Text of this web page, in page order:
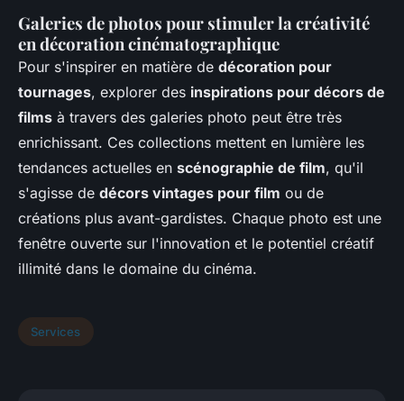
Galeries de photos pour stimuler la créativité
en décoration cinématographique
Pour s'inspirer en matière de décoration pour
tournages, explorer des inspirations pour décors de
films à travers des galeries photo peut être très
enrichissant. Ces collections mettent en lumière les
tendances actuelles en scénographie de film, qu'il
s'agisse de décors vintages pour film ou de
créations plus avant-gardistes. Chaque photo est une
fenêtre ouverte sur l'innovation et le potentiel créatif
illimité dans le domaine du cinéma.
Services